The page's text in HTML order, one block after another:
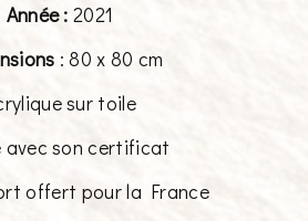
Année :2021
: 80 x 80 cm
sur toile
avec son certificat
offert pour la France